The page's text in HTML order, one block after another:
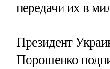
передачи их в
Президент
Порошенко